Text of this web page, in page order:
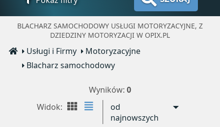
BLACHARZ SAMOCHODOWY USŁUGI MOTORYZACYJNE, Z
DZIEDZINY MOTORYZACJI W OPIX.PL
Usługi i Firmy
Motoryzacyjne
Blacharz samochodowy
Wyników: 0
Widok:
od
najnowszych